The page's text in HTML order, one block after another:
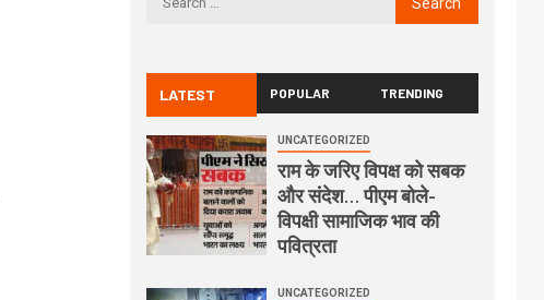
LATEST POPULAR TRENDING
UNCATEGORIZED
राम के जरिए विपक्ष को सबक
और संदेश… पीएम बोले-
विपक्षी सामाजिक भाव की
पवित्रता
UNCATEGORIZED